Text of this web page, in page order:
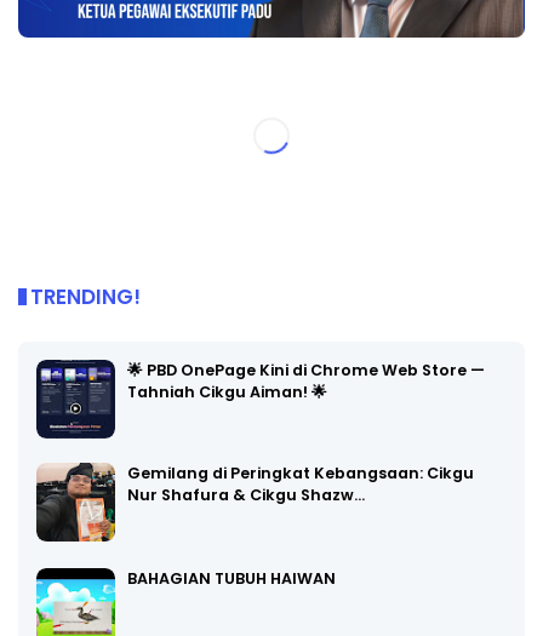
TRENDING!
🌟 PBD OnePage Kini di Chrome Web Store —
Tahniah Cikgu Aiman! 🌟
Gemilang di Peringkat Kebangsaan: Cikgu
Nur Shafura & Cikgu Shazw…
BAHAGIAN TUBUH HAIWAN